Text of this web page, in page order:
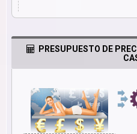
PRESUPUESTO DE